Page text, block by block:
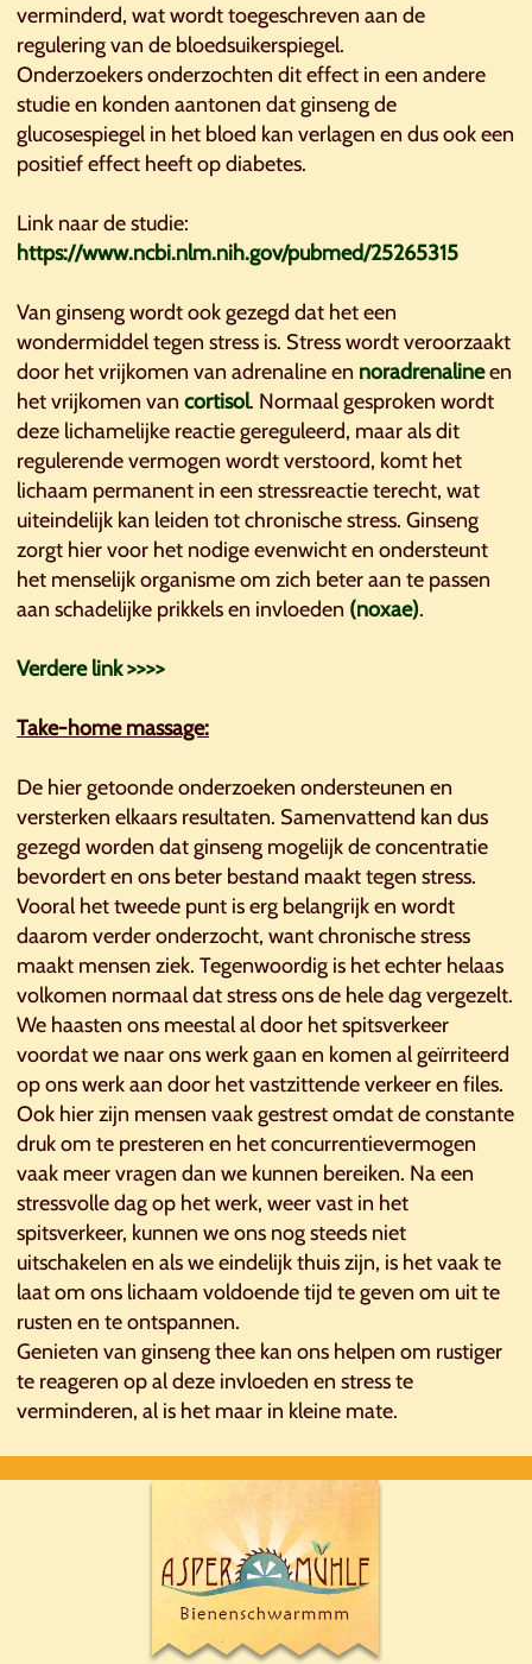
verminderd, wat wordt toegeschreven aan de
regulering van de bloedsuikerspiegel.
Onderzoekers onderzochten dit effect in een andere
studie en konden aantonen dat ginseng de
glucosespiegel in het bloed kan verlagen en dus ook een
positief effect heeft op diabetes.
Link naar de studie:
https://www.ncbi.nlm.nih.gov/pubmed/25265315
Van ginseng wordt ook gezegd dat het een
wondermiddel tegen stress is. Stress wordt veroorzaakt
door het vrijkomen van adrenaline en noradrenalineen
het vrijkomen van cortisol. Normaal gesproken wordt
deze lichamelijke reactie gereguleerd, maar als dit
regulerende vermogen wordt verstoord, komt het
lichaam permanent in een stressreactie terecht, wat
uiteindelijk kan leiden tot chronische stress. Ginseng
zorgt hier voor het nodige evenwicht en ondersteunt
het menselijk organisme om zich beter aan te passen
aan schadelijke prikkels en invloeden (noxae).
Verdere link >>>>
Take-home massage:
De hier getoonde onderzoeken ondersteunen en
versterken elkaars resultaten. Samenvattend kan dus
gezegd worden dat ginseng mogelijk de concentratie
bevordert en ons beter bestand maakt tegen stress.
Vooral het tweede punt is erg belangrijk en wordt
daarom verder onderzocht, want chronische stress
maakt mensen ziek. Tegenwoordig is het echter helaas
volkomen normaal dat stress ons de hele dag vergezelt.
We haasten ons meestal al door het spitsverkeer
voordat we naar ons werk gaan en komen al geïrriteerd
op ons werk aan door het vastzittende verkeer en files.
Ook hier zijn mensen vaak gestrest omdat de constante
druk om te presteren en het concurrentievermogen
vaak meer vragen dan we kunnen bereiken. Na een
stressvolle dag op het werk, weer vast in het
spitsverkeer, kunnen we ons nog steeds niet
uitschakelen en als we eindelijk thuis zijn, is het vaak te
laat om ons lichaam voldoende tijd te geven om uit te
rusten en te ontspannen.
Genieten van ginseng thee kan ons helpen om rustiger
te reageren op al deze invloeden en stress te
verminderen, al is het maar in kleine mate.